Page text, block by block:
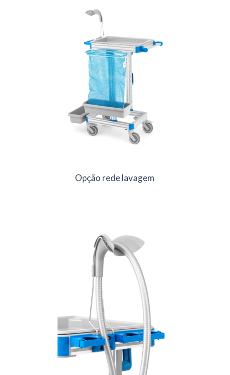
Opção rede lavagem